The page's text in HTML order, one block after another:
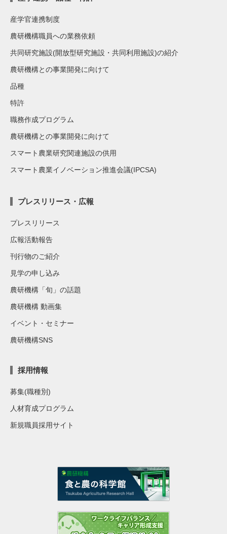
産学官連携制度
農研機構職員への業務依頼
共同研究施設(開放型研究施設・共同利用施設)の紹介
農研機構との事業開発に向けて
品種
特許
職務作成プログラム
農研機構との事業開発に向けて
スマート農業研究関連施設の供用
スマート農業イノベーション推進会議(IPCSA)
プレスリリース・広報
プレスリリース
広報活動報告
刊行物のご紹介
見学の申し込み
農研機構「旬」の話題
農研機構 動画集
イベント・セミナー
農研機構SNS
採用情報
募集(職種別)
人材育成プログラム
新規職員採用サイト